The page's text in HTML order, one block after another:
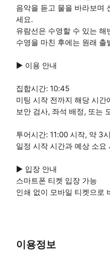
음악을 듣고 물을 바라보며
세요.
유람선은 수영할 수 있는
수영을 마친 후에는 원래
▶ 이용 안내
집합시간: 10:45
미팅 시작 전까지 해당 시
보안 검사, 좌석 배정, 또는
투어시간: 11:00 시작, 약 3
일정 시작 시간과 예상 소요
▶ 입장 안내
스마트폰 티켓 입장 가능
인쇄 없이 모바일 티켓으로
이용정보